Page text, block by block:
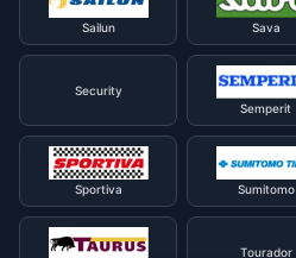
Sailun Sava
Security
Semperit
Sportiva Sumitomo
Tourador